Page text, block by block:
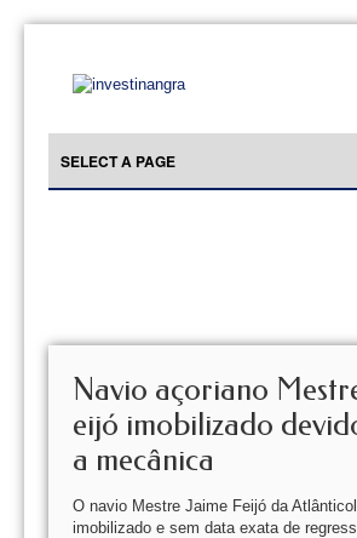
Navio açoriano
eijó imobilizado
a mecânica
O navio Mestre Jaime Feijó da
imobilizado e sem data exata de